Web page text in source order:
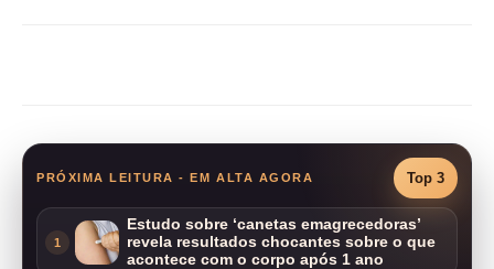
PRÓXIMA LEITURA - EM ALTA AGORA Top 3
1
Estudo sobre ‘canetas emagrecedoras’
revela resultados chocantes sobre o que
acontece com o corpo após 1 ano